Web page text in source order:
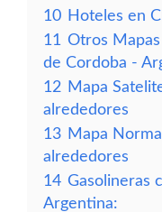
10 Hoteles en
11 Otros
de Cordoba -
12 Mapa
alrededores
13 Mapa
alrededores
14 Gasolineras
Argentina: